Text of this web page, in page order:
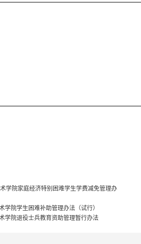
学院家庭经济特别困难学生学费减免管理办
学院学生困难补助管理办法（试行）
学院退役士兵教育资助管理暂行办法